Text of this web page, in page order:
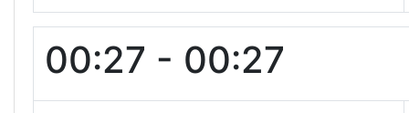
00:27 - 00:27